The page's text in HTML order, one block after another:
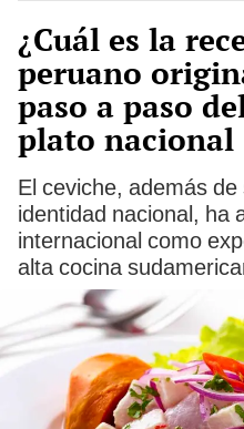
¿Cuál es la
peruano
paso a paso
plato nacional
El ceviche, además
identidad nacional, ha
internacional como
alta cocina